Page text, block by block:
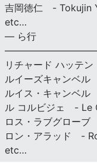
吉岡徳仁 - Tokujin
etc…
— ら行
リチャード ハッテ
ルイーズキャンベ
ルイス・キャンベ
ル コルビジェ - Le
ロス・ラブグロー
ロン・アラッド -
etc…